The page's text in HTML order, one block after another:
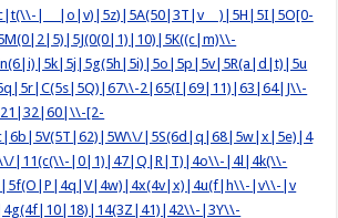
| |o|v)|5z)|5A(50|3T|v )|5H|5I|5O[0-
2|65(I|69|11)|63|64|J\\-
[2-
|5S(6d|q|68|5w|x|5e)|4
|11(c(\\-|0|1)|47|Q|R|T)|4o\\-|4l|4k(\\-
|v\\-|v
|3Y\\-